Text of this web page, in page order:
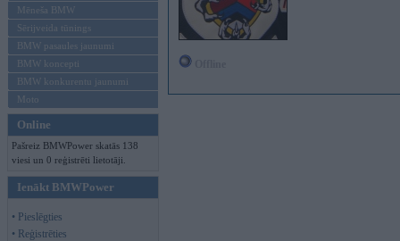
Mēneša BMW
Sērijveida tūnings
BMW pasaules jaunumi
BMW koncepti
BMW konkurentu jaunumi
Moto
Online
Pašreiz BMWPower skatās 138
viesi un 0 reģistrēti lietotāji.
Ienākt BMWPower
• Pieslēgties
• Reģistrēties